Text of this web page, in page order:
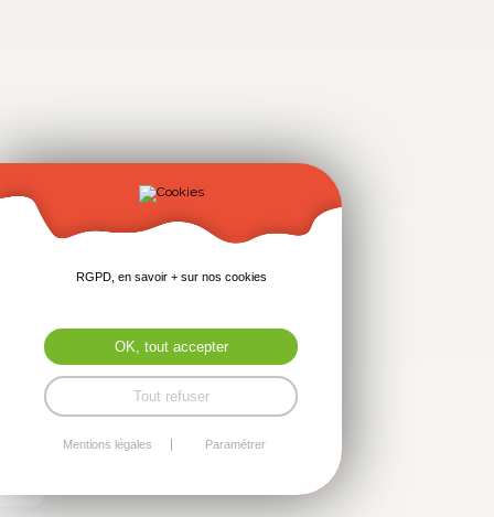
RGPD, en savoir + sur nos cookies
OK, tout accepter
Tout refuser
Mentions légales Paramétrer